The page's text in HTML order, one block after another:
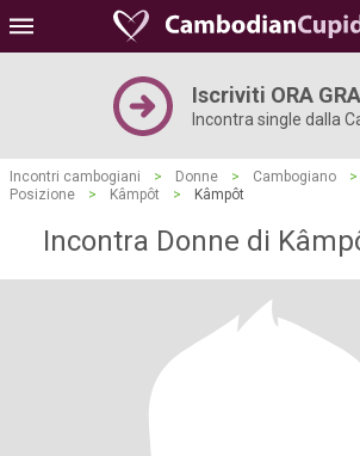
Iscriviti ORA
Incontra single dalla
Incontri cambogiani > Donne > Cambogiano >
Posizione
> Kâmpôt > Kâmpôt
Incontra Donne di